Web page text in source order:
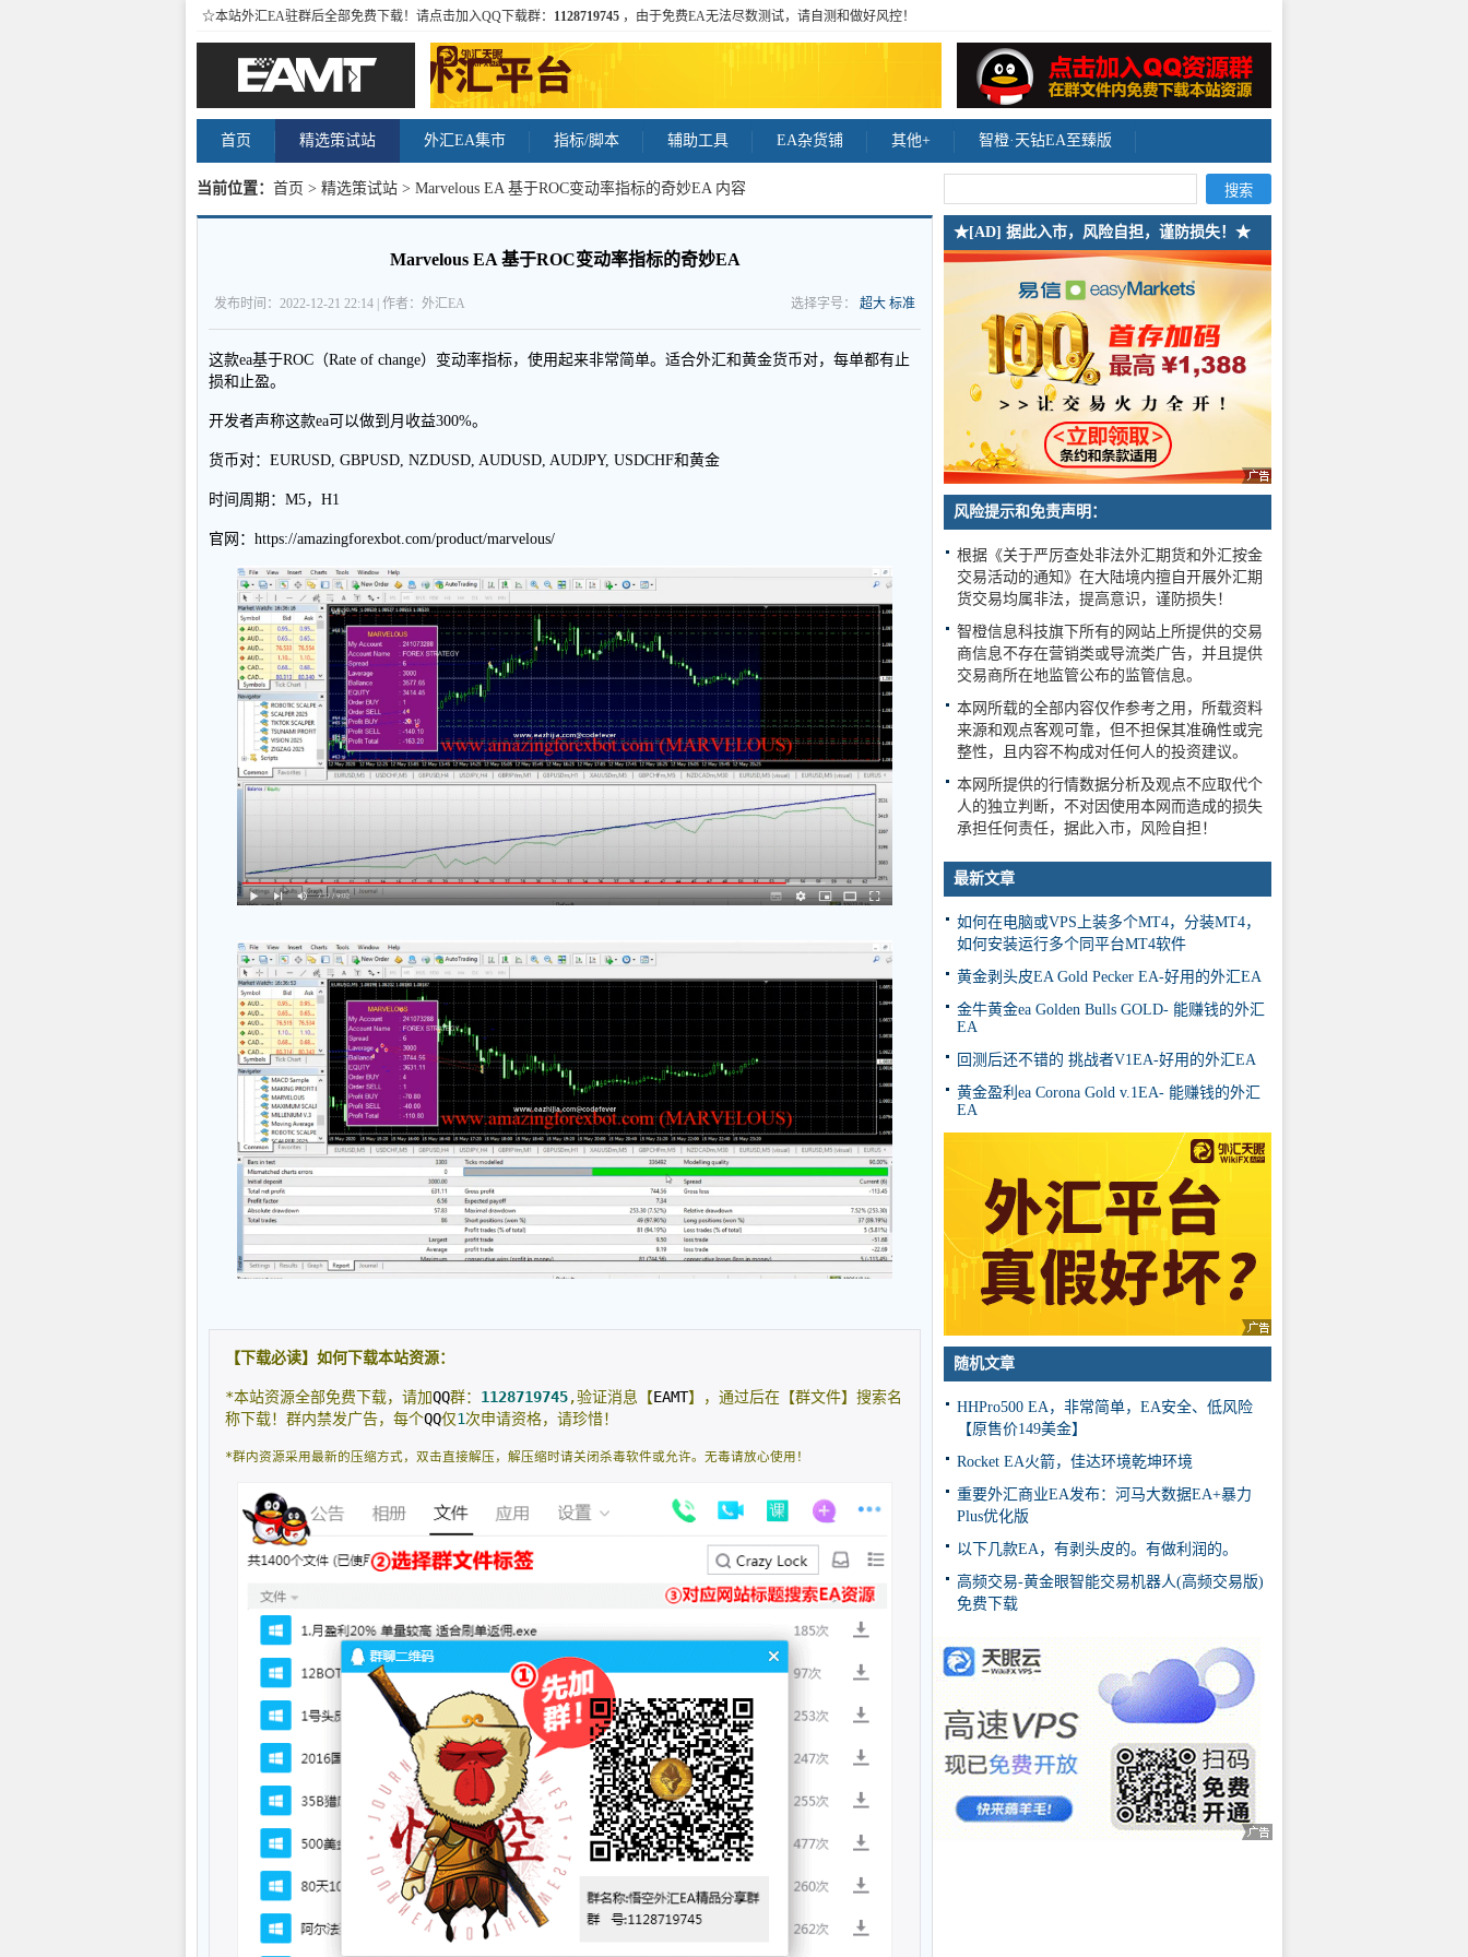
☆本站外汇EA驻群后全部免费下载！请点击加入QQ下载群： 1128719745 ，由于免费EA无法尽数测试，请自测和做好风控！
首页 精选策试站 外汇EA集市 指标/脚本 辅助工具 EA杂货铺 其他+ 智橙·天钻EA至臻版
当前位置： 首页 > 精选策试站 > Marvelous EA 基于ROC变动率指标的奇妙EA 内容
Marvelous EA 基于ROC变动率指标的奇妙EA
选择字号： 超大 标准
发布时间：2022-12-21 22:14 | 作者：外汇EA
这款ea基于ROC（Rate of change）变动率指标，使用起来非常简单。适合外汇和黄金货币对，每单都有止
损和止盈。
开发者声称这款ea可以做到月收益300%。
货币对：EURUSD, GBPUSD, NZDUSD, AUDUSD, AUDJPY, USDCHF和黄金
时间周期：M5，H1
官网：https://amazingforexbot.com/product/marvelous/
【下载必读】如何下载本站资源：
*本站资源全部免费下载，请加QQ群： 1128719745,验证消息【EAMT】，通过后在【群文件】搜索名
称下载！群内禁发广告，每个QQ仅1次申请资格，请珍惜！
*群内资源采用最新的压缩方式，双击直接解压，解压缩时请关闭杀毒软件或允许。无毒请放心使用！
★[AD] 据此入市，风险自担，谨防损失！★
风险提示和免责声明：
根据《关于严厉查处非法外汇期货和外汇按金
交易活动的通知》在大陆境内擅自开展外汇期
货交易均属非法，提高意识，谨防损失！
智橙信息科技旗下所有的网站上所提供的交易
商信息不存在营销类或导流类广告，并且提供
交易商所在地监管公布的监管信息。
本网所载的全部内容仅作参考之用，所载资料
来源和观点客观可靠，但不担保其准确性或完
整性，且内容不构成对任何人的投资建议。
本网所提供的行情数据分析及观点不应取代个
人的独立判断，不对因使用本网而造成的损失
承担任何责任，据此入市，风险自担！
最新文章
如何在电脑或VPS上装多个MT4，分装MT4，
如何安装运行多个同平台MT4软件
黄金剥头皮EA Gold Pecker EA-好用的外汇EA
金牛黄金ea Golden Bulls GOLD- 能赚钱的外汇
EA
回测后还不错的 挑战者V1EA-好用的外汇EA
黄金盈利ea Corona Gold v.1EA- 能赚钱的外汇
EA
随机文章
HHPro500 EA，非常简单，EA安全、低风险
【原售价149美金】
Rocket EA火箭，佳达环境乾坤环境
重要外汇商业EA发布：河马大数据EA+暴力
Plus优化版
以下几款EA，有剥头皮的。有做利润的。
高频交易-黄金眼智能交易机器人(高频交易版)
免费下载